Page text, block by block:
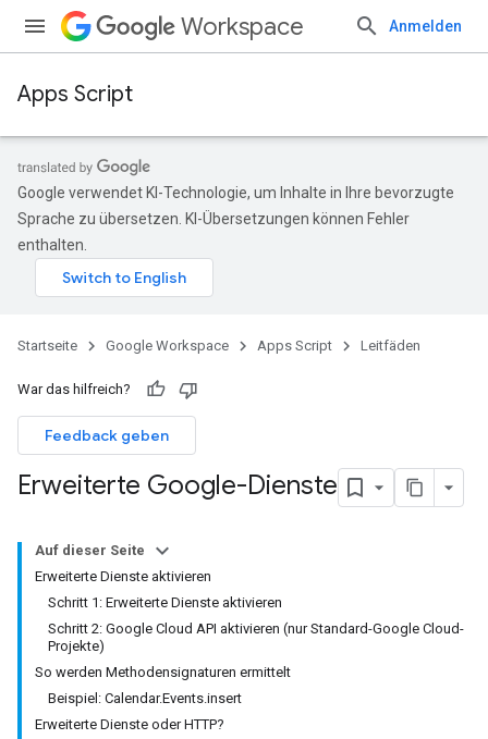
Workspace Anmelden
Apps Script
Google verwendet KI-Technologie, um Inhalte in Ihre bevorzugte
Sprache zu übersetzen. KI-Übersetzungen können Fehler
enthalten.
Startseite Google Workspace Apps Script Leitfäden
War das hilfreich?
Feedback geben
Erweiterte Google-Dienste
Auf dieser Seite
Erweiterte Dienste aktivieren
Schritt 1: Erweiterte Dienste aktivieren
Schritt 2: Google Cloud API aktivieren (nur Standard-Google Cloud-
Projekte)
So werden Methodensignaturen ermittelt
Beispiel: Calendar.Events.insert
Erweiterte Dienste oder HTTP?